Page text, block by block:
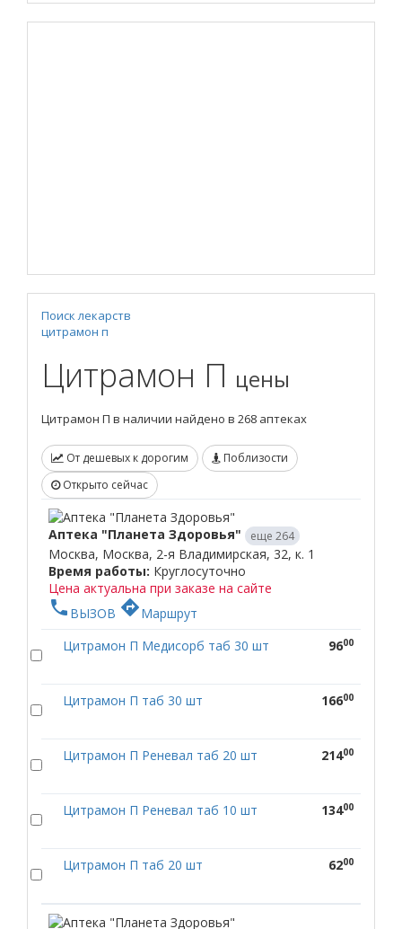
Поиск лекарств
цитрамон п
Цитрамон П цены
Цитрамон П в наличии найдено в 268 аптеках
От дешевых к дорогим
Поблизости
Открыто сейчас
Аптека "Планета Здоровья" еще 264
Москва, Москва, 2-я Владимирская, 32, к. 1
Время работы: Круглосуточно
Цена актуальна при заказе на сайте
phone ВЫЗОВ directionsМаршрут
Цитрамон П Медисорб таб 30 шт
9600
Цитрамон П таб 30 шт 16600
Цитрамон П Реневал таб 20 шт 21400
Цитрамон П Реневал таб 10 шт 13400
Цитрамон П таб 20 шт 6200